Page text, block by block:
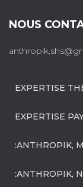
NOUS
EXPERTISE
EXPERTISE
:ANTHROPIK,
:ANTHROPIK,